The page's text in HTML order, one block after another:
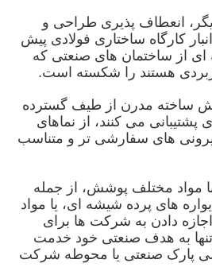
انعطاف پذیری طراحی و
کارگاه ساختاری فولادی پیش
از ساختمان های صنعتی که
هستند را شکسته است.
ساخته مدرن از طیف گسترده
می کنند، از نماهای
بیرونی های سفارشی تر و متناسب
مواد مختلف پوشش، از جمله
های پرده شیشه ای، یا مواد
دادن به شرکت ها برای
تنها به هدف صنعتی خود خدمت
پارک صنعتی یا محوطه شرکت